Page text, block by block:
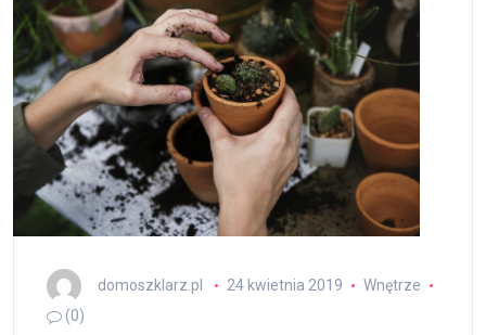
domoszklarz.pl 24 kwietnia 2019
Wnętrze
(0)